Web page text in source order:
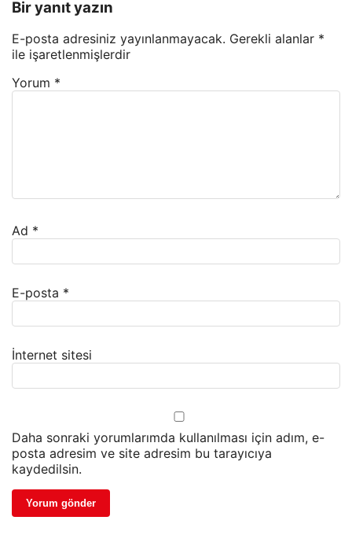
Bir yanıt yazın
E-posta adresiniz yayınlanmayacak. Gerekli alanlar *
ile işaretlenmişlerdir
Yorum *
Ad *
E-posta *
İnternet sitesi
Daha sonraki yorumlarımda kullanılması için adım, e-
posta adresim ve site adresim bu tarayıcıya
kaydedilsin.